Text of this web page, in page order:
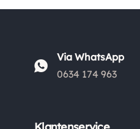
Via WhatsApp
0634 174 963